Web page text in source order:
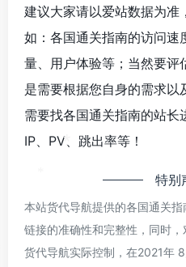
建议大家请以爱站数据为准
如：各国通关指南的访问速
量、用户体验等；当然要评
是需要根据您自身的需求以
需要找各国通关指南的站长
IP、PV、跳出率等！
特别
本站货代导航提供的各国通关
链接的准确性和完整性，同时
货代导航实际控制，在2021年